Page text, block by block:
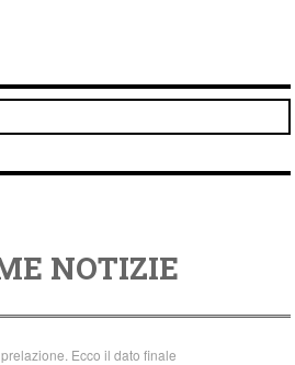
NOTIZIE
Ecco il dato finale